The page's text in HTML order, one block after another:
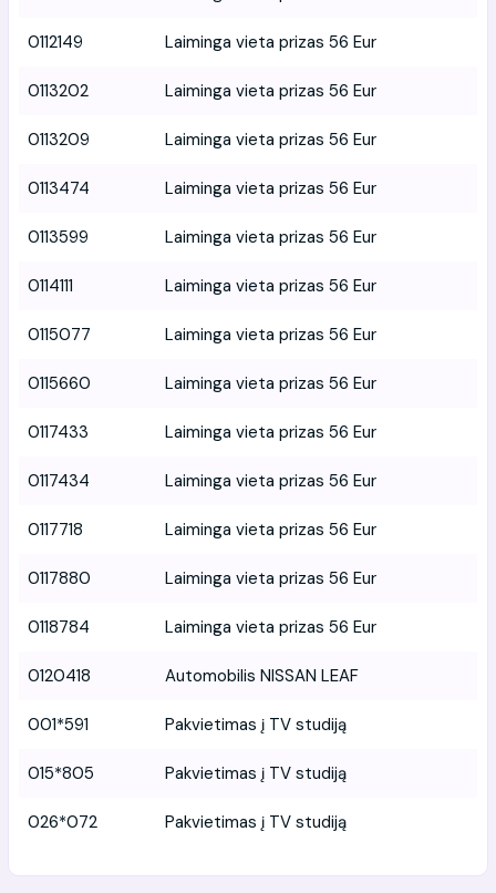
0112149 Laiminga vieta prizas 56 Eur
0113202 Laiminga vieta prizas 56 Eur
0113209 Laiminga vieta prizas 56 Eur
0113474 Laiminga vieta prizas 56 Eur
0113599 Laiminga vieta prizas 56 Eur
0114111 Laiminga vieta prizas 56 Eur
0115077 Laiminga vieta prizas 56 Eur
0115660 Laiminga vieta prizas 56 Eur
0117433 Laiminga vieta prizas 56 Eur
0117434 Laiminga vieta prizas 56 Eur
0117718 Laiminga vieta prizas 56 Eur
0117880 Laiminga vieta prizas 56 Eur
0118784 Laiminga vieta prizas 56 Eur
0120418 Automobilis NISSAN LEAF
001*591 Pakvietimas į TV studiją
015*805 Pakvietimas į TV studiją
026*072 Pakvietimas į TV studiją